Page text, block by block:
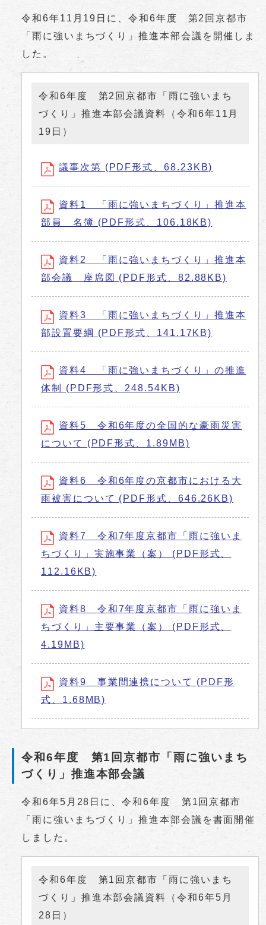
令和6年11月19日に、令和6年度 第2回京都市
「雨に強いまちづくり」推進本部会議を開催しま
した。
令和6年度 第2回京都市「雨に強いまち
づくり」推進本部会議資料（令和6年11月
19日）
議事次第 (PDF形式、68.23KB)
資料1 「雨に強いまちづくり」推進本
部員 名簿 (PDF形式、106.18KB)
資料2 「雨に強いまちづくり」推進本
部会議 座席図 (PDF形式、82.88KB)
資料3 「雨に強いまちづくり」推進本
部設置要綱 (PDF形式、141.17KB)
資料4 「雨に強いまちづくり」の推進
体制 (PDF形式、248.54KB)
資料5 令和6年度の全国的な豪雨災害
について (PDF形式、1.89MB)
資料6 令和6年度の京都市における大
雨被害について (PDF形式、646.26KB)
資料7 令和7年度京都市「雨に強いま
ちづくり」実施事業（案） (PDF形式、
112.16KB)
資料8 令和7年度京都市「雨に強いま
ちづくり」主要事業（案） (PDF形式、
4.19MB)
資料9 事業間連携について (PDF形
式、1.68MB)
令和6年度 第1回京都市「雨に強いまち
づくり」推進本部会議
令和6年5月28日に、令和6年度 第1回京都市
「雨に強いまちづくり」推進本部会議を書面開催
しました。
令和6年度 第1回京都市「雨に強いまち
づくり」推進本部会議資料（令和6年5月
28日）